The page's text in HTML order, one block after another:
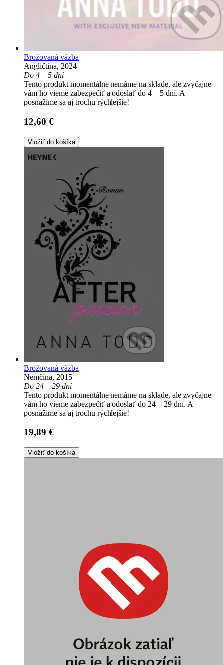
Brožovaná väzba
Angličtina, 2024
Do 4 – 5 dní
Tento produkt momentálne nemáme na sklade, ale zvyčajne
vám ho vieme zabezpečiť a odoslať do 4 – 5 dní. A
posnažíme sa aj trochu rýchlejšie!
12,60 €
Vložiť do košíka
Brožovaná väzba
Nemčina, 2015
Do 24 – 29 dní
Tento produkt momentálne nemáme na sklade, ale zvyčajne
vám ho vieme zabezpečiť a odoslať do 24 – 29 dní. A
posnažíme sa aj trochu rýchlejšie!
19,89 €
Vložiť do košíka